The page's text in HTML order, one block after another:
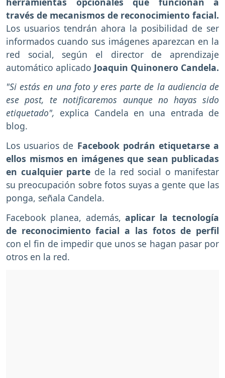
través de mecanismos de reconocimiento facial.
Los usuarios tendrán ahora la posibilidad de ser
informados cuando sus imágenes aparezcan en la
red social, según el director de aprendizaje
automático aplicado Joaquin Quinonero Candela.
"Si estás en una foto y eres parte de la audiencia de
ese post, te notificaremos aunque no hayas sido
etiquetado", explica Candela en una entrada de
blog.
Los usuarios de Facebook podrán etiquetarse a
ellos mismos en imágenes que sean publicadas
en cualquier parte de la red social o manifestar
su preocupación sobre fotos suyas a gente que las
ponga, señala Candela.
Facebook planea, además,aplicar la tecnología
de reconocimiento facial a las fotos de perfil
con el fin de impedir que unos se hagan pasar por
otros en la red.